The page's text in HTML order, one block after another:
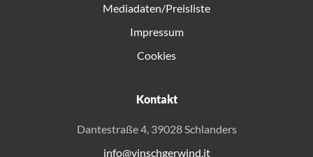
Mediadaten/Preisliste
Impressum
Cookies
Kontakt
Dantestraße 4, 39028 Schlanders
info@vinschgerwind.it